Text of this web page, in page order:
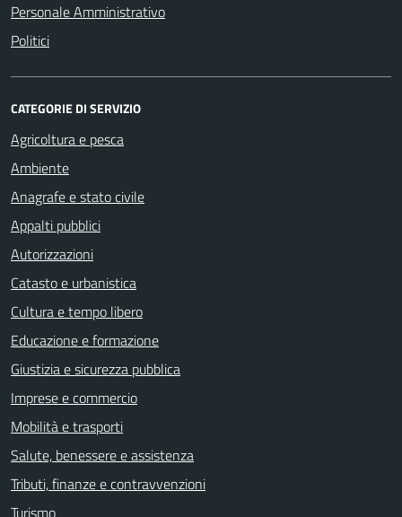
Personale Amministrativo
Politici
CATEGORIE DI SERVIZIO
Agricoltura e pesca
Ambiente
Anagrafe e stato civile
Appalti pubblici
Autorizzazioni
Catasto e urbanistica
Cultura e tempo libero
Educazione e formazione
Giustizia e sicurezza pubblica
Imprese e commercio
Mobilità e trasporti
Salute, benessere e assistenza
Tributi, finanze e contravvenzioni
Turismo